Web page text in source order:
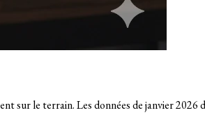
sur le terrain. Les données de janvier